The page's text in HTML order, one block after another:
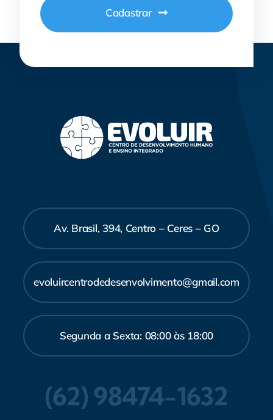
Cadastrar
Av. Brasil, 394, Centro – Ceres – GO
evoluircentrodedesenvolvimento@gmail.com
Segunda a Sexta: 08:00 às 18:00
(62) 98474-1632